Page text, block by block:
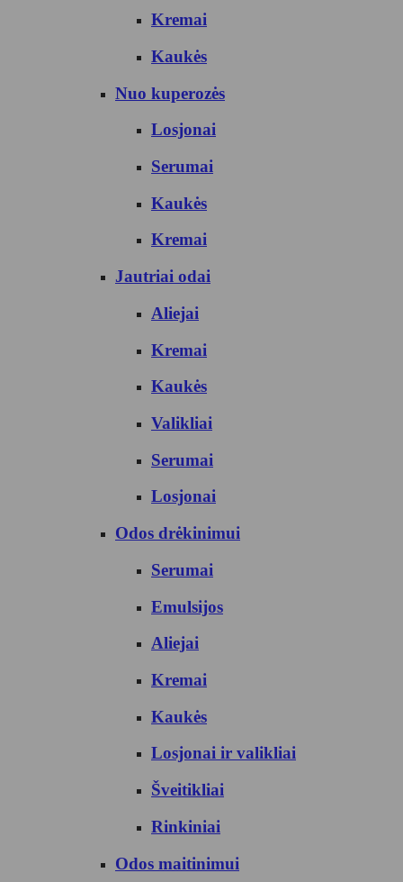
Kremai
Kaukės
Nuo kuperozės
Losjonai
Serumai
Kaukės
Kremai
Jautriai odai
Aliejai
Kremai
Kaukės
Valikliai
Serumai
Losjonai
Odos drėkinimui
Serumai
Emulsijos
Aliejai
Kremai
Kaukės
Losjonai ir valikliai
Šveitikliai
Rinkiniai
Odos maitinimui